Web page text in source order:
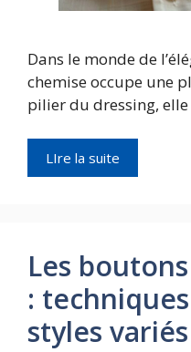
Dans le monde de
chemise occupe une
pilier du dressing,
LIre la suite
Les
:
styles